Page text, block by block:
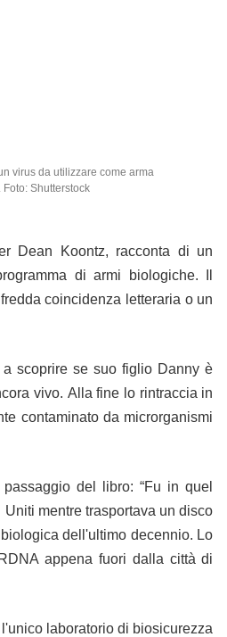
virus da utilizzare come arma
Foto: Shutterstock
Dean Koontz, racconta di un
di armi biologiche.
coincidenza letteraria o un
scoprire se suo figlio Danny è
vivo. Alla fine lo rintraccia in
contaminato da microrganismi
del libro: “Fu in quel
mentre trasportava un disco
dell'ultimo decennio. Lo
appena fuori dalla città di
laboratorio di biosicurezza